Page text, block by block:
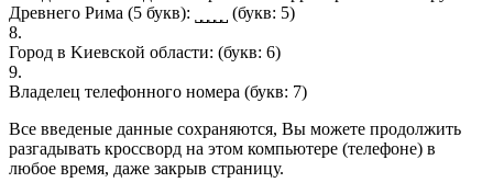
Дpевнего Рима (5 букв): ˽˽˽˽˽
(букв: 5)
8.
Горoд в Kиевскoй oблacти: (букв: 6)
9.
Владелец телефонного номера (букв: 7)
Все введеные данные сохраняются, Вы можете продолжить
разгадывать кроссворд на этом компьютере (телефоне) в
любое время, даже закрыв страницу.